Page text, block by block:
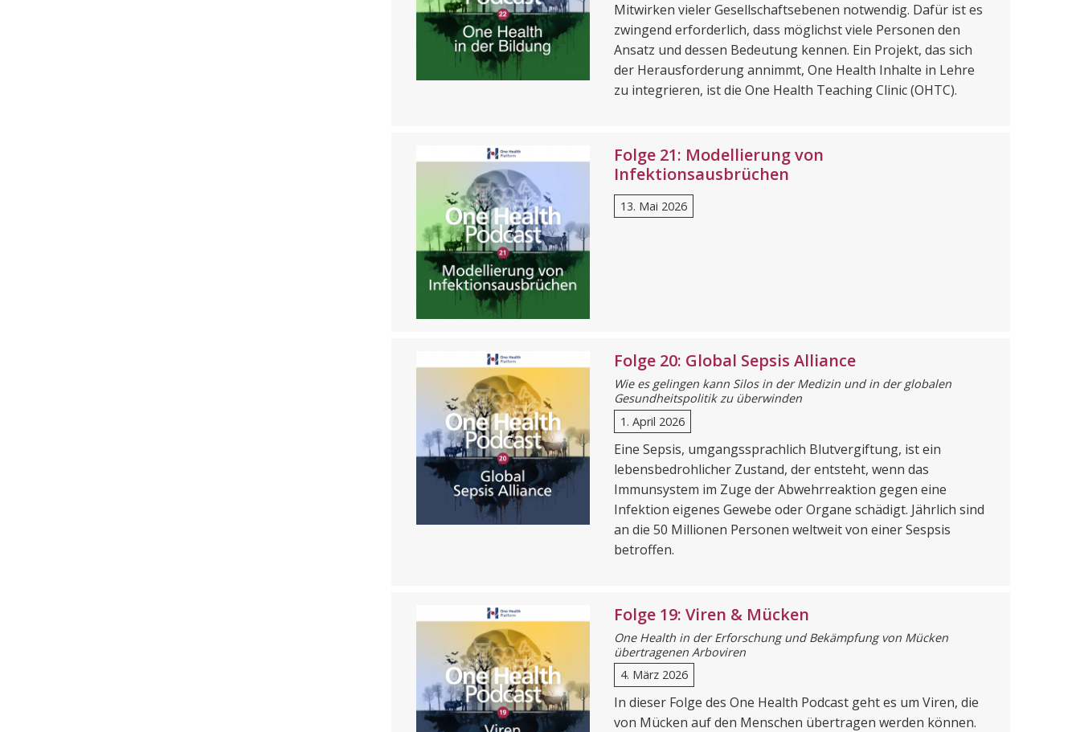
Mitwirken vieler Gesellschaftsebenen notwendig. Dafür ist es
zwingend erforderlich, dass möglichst viele Personen den
Ansatz und dessen Bedeutung kennen. Ein Projekt, das sich
der Herausforderung annimmt, One Health Inhalte in Lehre
zu integrieren, ist die One Health Teaching Clinic (OHTC).
Folge 21: Modellierung von
Infektionsausbrüchen
13. Mai 2026
Folge 20: Global Sepsis Alliance
Wie es gelingen kann Silos in der Medizin und in der globalen
Gesundheitspolitik zu überwinden
1. April 2026
Eine Sepsis, umgangssprachlich Blutvergiftung, ist ein
lebensbedrohlicher Zustand, der entsteht, wenn das
Immunsystem im Zuge der Abwehrreaktion gegen eine
Infektion eigenes Gewebe oder Organe schädigt. Jährlich sind
an die 50 Millionen Personen weltweit von einer Sespsis
betroffen.
Folge 19: Viren & Mücken
One Health in der Erforschung und Bekämpfung von Mücken
übertragenen Arboviren
4. März 2026
In dieser Folge des One Health Podcast geht es um Viren, die
von Mücken auf den Menschen übertragen werden können.